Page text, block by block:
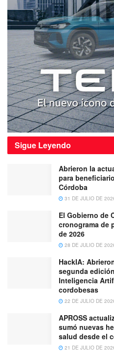
Sigue Leyendo
Abrieron la
para
Córdoba
31 DE JULIO DE
El Gobierno de
cronograma de
de 2026
28 DE JULIO DE
HackIA:
segunda
Inteligencia
cordobesas
22 DE JULIO DE
APROSS
sumó nuevas
salud desde el
21 DE JULIO DE